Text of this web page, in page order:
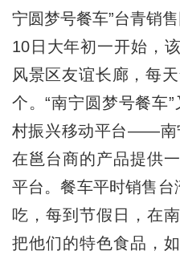
宁圆梦号餐车”台青销
10日大年初一开始，
风景区友谊长廊，每
个。“南宁圆梦号餐车
村振兴移动平台——南
在邕台商的产品提供
平台。餐车平时销售台
吃，每到节假日，在
把他们的特色食品，